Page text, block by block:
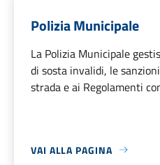
Polizia Municipale
La Polizia Municipale
di sosta invalidi, le
strada e ai Regolamenti
VAI ALLA PAGINA